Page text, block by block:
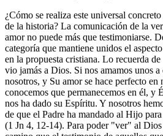
¿Cómo se realiza este universal
de la historia? La comunicación de la
amor no puede más que testimoniarse.
categoría que mantiene unidos el
en la propuesta cristiana. Lo recuerda
vio jamás a Dios. Si nos amamos unos
nosotros, y Su amor se hace perfecto en
conocemos que permanecemos en él, y
nos ha dado su Espíritu. Y nosotros
de que el Padre ha mandado al Hijo
(1 Jn 4, 12-14). Para poder "ver" al